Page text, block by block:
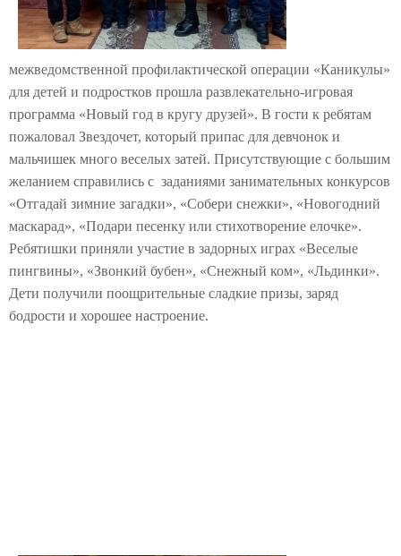
межведомственной профилактической операции «Каникулы»
для детей и подростков прошла развлекательно-игровая
программа «Новый год в кругу друзей». В гости к ребятам
пожаловал Звездочет, который припас для девчонок и
мальчишек много веселых затей. Присутствующие с большим
желанием справились с заданиями занимательных конкурсов
«Отгадай зимние загадки», «Собери снежки», «Новогодний
маскарад», «Подари песенку или стихотворение елочке».
Ребятишки приняли участие в задорных играх «Веселые
пингвины», «Звонкий бубен», «Снежный ком», «Льдинки».
Дети получили поощрительные сладкие призы, заряд
бодрости и хорошее настроение.